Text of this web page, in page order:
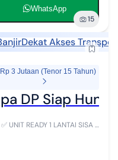
WhatsApp
15
Dekat Akses
Rp 3 Jutaan (Tenor 15 Tahun)
DP Siap Huni
OVER JUGA CUKUP